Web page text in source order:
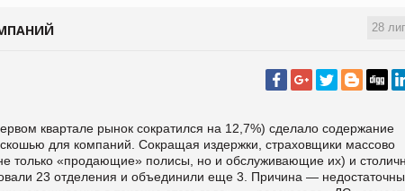
28
квартале рынок сократился на 12,7%) сделало содержание
для компаний. Сокращая издержки, страховщики массово
только «продающие» полисы, но и обслуживающие их) и
23 отделения и объединили еще 3. Причина —